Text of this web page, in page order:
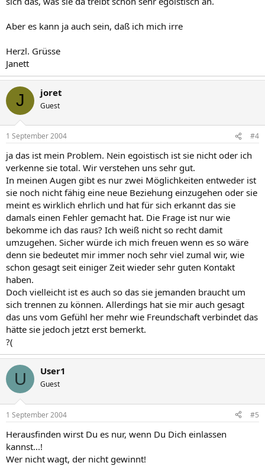
Aber es kann ja auch sein, daß ich mich irre
Herzl. Grüsse
Janett
J joret
Guest
1 September 2004 #4
ja das ist mein Problem. Nein egoistisch ist sie nicht oder ich
verkenne sie total. Wir verstehen uns sehr gut.
In meinen Augen gibt es nur zwei Möglichkeiten entweder ist
sie noch nicht fähig eine neue Beziehung einzugehen oder sie
meint es wirklich ehrlich und hat für sich erkannt das sie
damals einen Fehler gemacht hat. Die Frage ist nur wie
bekomme ich das raus? Ich weiß nicht so recht damit
umzugehen. Sicher würde ich mich freuen wenn es so wäre
denn sie bedeutet mir immer noch sehr viel zumal wir, wie
schon gesagt seit einiger Zeit wieder sehr guten Kontakt
haben.
Doch vielleicht ist es auch so das sie jemanden braucht um
sich trennen zu können. Allerdings hat sie mir auch gesagt
das uns vom Gefühl her mehr wie Freundschaft verbindet das
hätte sie jedoch jetzt erst bemerkt.
?(
U User1
Guest
1 September 2004 #5
Herausfinden wirst Du es nur, wenn Du Dich einlassen
kannst...!
Wer nicht wagt, der nicht gewinnt!